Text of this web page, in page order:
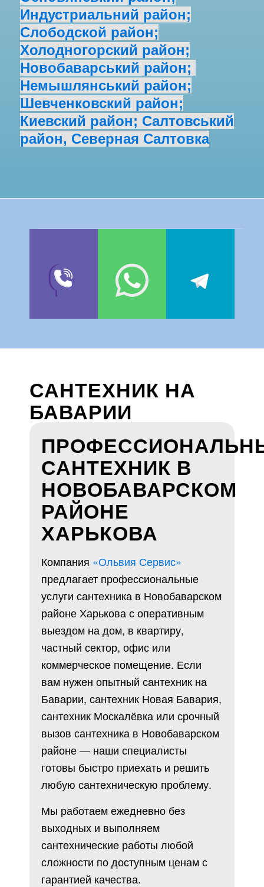
Индустриальний район;
Слободской район;
Холодногорский район;
Новобаварський район;
Немышлянський район;
Шевченковский район;
Киевский район; Салтовський
район, Северная Салтовка
САНТЕХНИК НА
БАВАРИИ
САНТЕХНИК В
НОВОБАВАРСКОМ
РАЙОНЕ
ХАРЬКОВА
Компания «Ольвия Сервис»
предлагает профессиональные
услуги сантехника в Новобаварском
районе Харькова с оперативным
выездом на дом, в квартиру,
частный сектор, офис или
коммерческое помещение. Если
вам нужен опытный сантехник на
Баварии, сантехник Новая Бавария,
сантехник Москалёвка или срочный
вызов сантехника в Новобаварском
районе — наши специалисты
готовы быстро приехать и решить
любую сантехническую проблему.
Мы работаем ежедневно без
выходных и выполняем
сантехнические работы любой
сложности по доступным ценам с
гарантией качества.